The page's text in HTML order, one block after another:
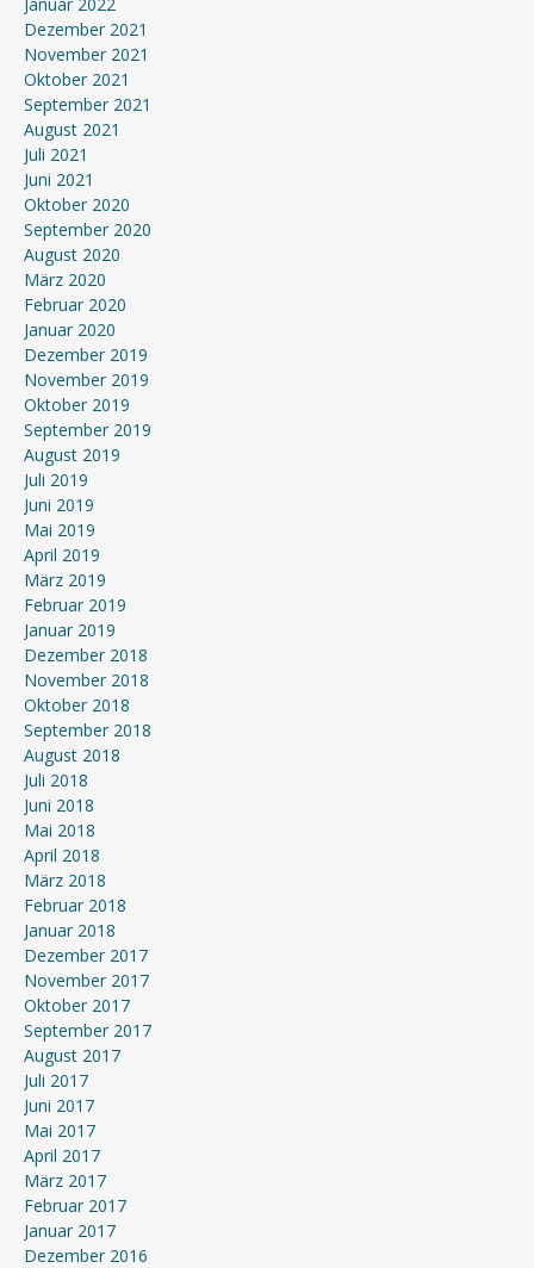
Dezember 2021
November 2021
Oktober 2021
September 2021
August 2021
Juli 2021
Juni 2021
Oktober 2020
September 2020
August 2020
März 2020
Februar 2020
Januar 2020
Dezember 2019
November 2019
Oktober 2019
September 2019
August 2019
Juli 2019
Juni 2019
Mai 2019
April 2019
März 2019
Februar 2019
Januar 2019
Dezember 2018
November 2018
Oktober 2018
September 2018
August 2018
Juli 2018
Juni 2018
Mai 2018
April 2018
März 2018
Februar 2018
Januar 2018
Dezember 2017
November 2017
Oktober 2017
September 2017
August 2017
Juli 2017
Juni 2017
Mai 2017
April 2017
März 2017
Februar 2017
Januar 2017
Dezember 2016